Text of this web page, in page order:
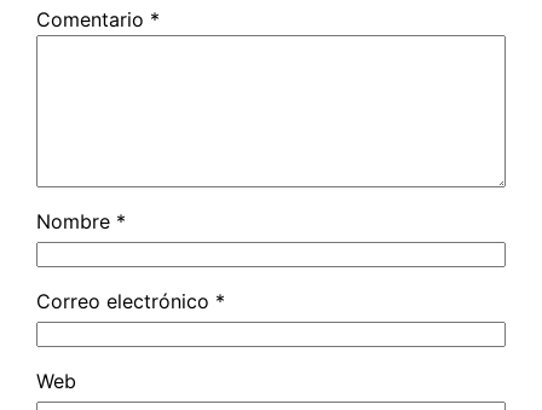
Comentario *
Nombre *
Correo electrónico *
Web